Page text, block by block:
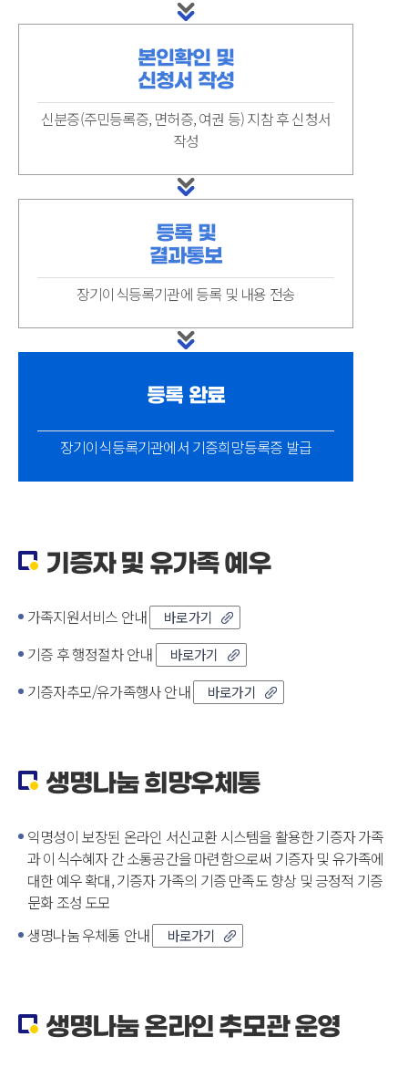
본인확인 및
신청서 작성
신분증(주민등록증, 면허증, 여권 등) 지참 후 신청서
작성
등록 및
결과통보
장기이식등록기관에 등록 및 내용 전송
등록 완료
장기이식등록기관에서 기증희망등록증 발급
기증자 및 유가족 예우
가족지원서비스 안내 바로가기
기증 후 행정절차 안내 바로가기
기증자추모/유가족행사 안내 바로가기
생명나눔 희망우체통
익명성이 보장된 온라인 서신교환 시스템을 활용한 기증자 가족
과 이식수혜자 간 소통공간을 마련함으로써 기증자 및 유가족에
대한 예우 확대, 기증자 가족의 기증 만족도 향상 및 긍정적 기증
문화 조성 도모
생명나눔 우체통 안내
바로가기
생명나눔 온라인 추모관 운영